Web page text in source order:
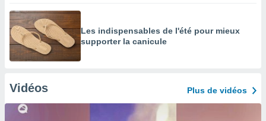
Les indispensables de l'été pour mieux
supporter la canicule
Vidéos Plus de vidéos